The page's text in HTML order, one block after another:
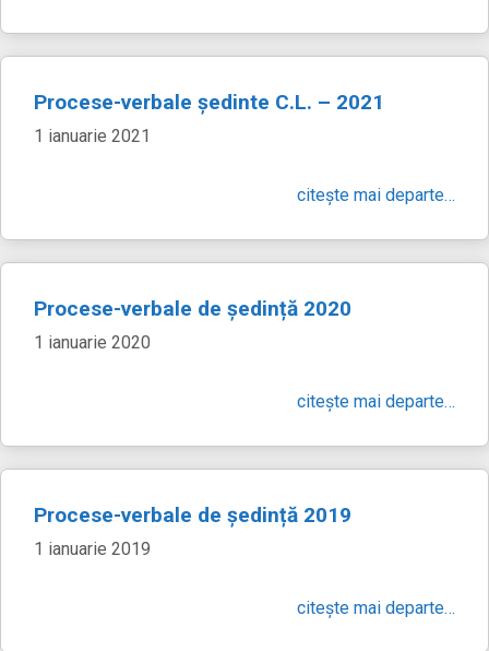
Procese-verbale ședinte C.L. – 2021
1 ianuarie 2021
citește mai departe…
Procese-verbale de ședință 2020
1 ianuarie 2020
citește mai departe…
Procese-verbale de ședință 2019
1 ianuarie 2019
citește mai departe…